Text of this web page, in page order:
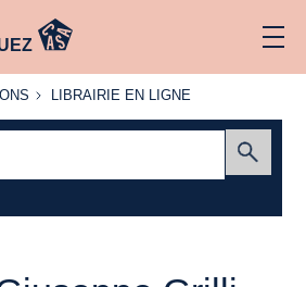
LIBRAIRIE
LIBRAIRIE EN LIGNE